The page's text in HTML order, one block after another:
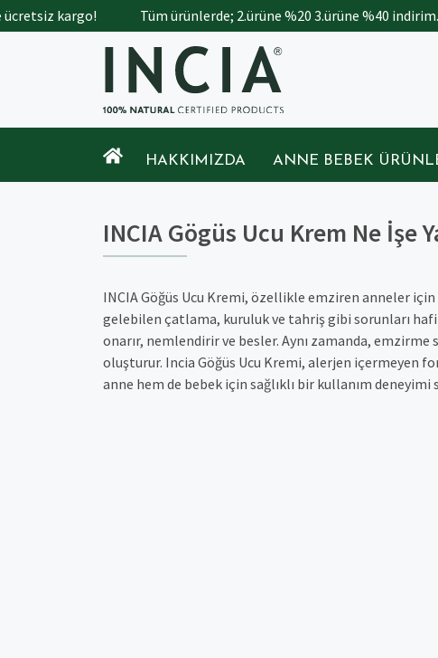
kargo! Tüm ürünlerde; 2.ürüne %20 3.ürüne %40 indirim.
HAKKIMIZDA ANNE BEBEK
INCIA Gögüs Ucu Krem Ne İşe
INCIA Göğüs Ucu Kremi, özellikle emziren anneler
gelebilen çatlama, kuruluk ve tahriş gibi sorunları
onarır, nemlendirir ve besler. Aynı zamanda,
oluşturur. Incia Göğüs Ucu Kremi, alerjen içermeyen
anne hem de bebek için sağlıklı bir kullanım deneyimi